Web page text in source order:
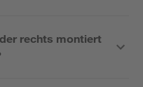
rechts montiert